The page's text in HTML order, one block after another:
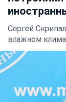
Сергей
влажном